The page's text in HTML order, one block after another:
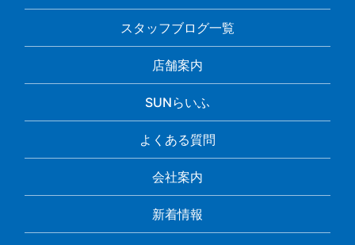
スタッフブログ一覧
店舗案内
SUNらいふ
よくある質問
会社案内
新着情報